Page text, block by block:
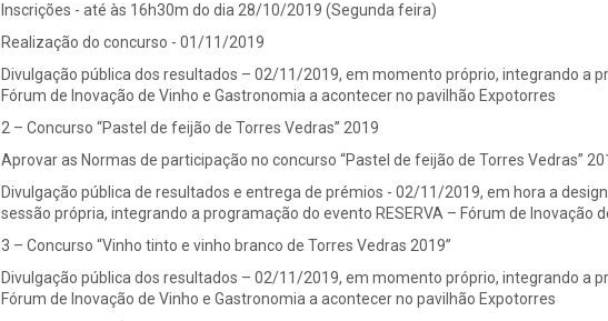
Inscrições - até às 16h30m do dia 28/10/2019 (Segunda feira)
Realização do concurso - 01/11/2019
Divulgação pública dos resultados – 02/11/2019, em momento próprio, integrando a
Fórum de Inovação de Vinho e Gastronomia a acontecer no pavilhão Expotorres
2 – Concurso “Pastel de feijão de Torres Vedras” 2019
Aprovar as Normas de participação no concurso “Pastel de feijão de Torres Vedras”
Divulgação pública de resultados e entrega de prémios - 02/11/2019, em hora a
sessão própria, integrando a programação do evento RESERVA – Fórum de Inovação
3 – Concurso “Vinho tinto e vinho branco de Torres Vedras 2019”
Divulgação pública dos resultados – 02/11/2019, em momento próprio, integrando a
Fórum de Inovação de Vinho e Gastronomia a acontecer no pavilhão Expotorres